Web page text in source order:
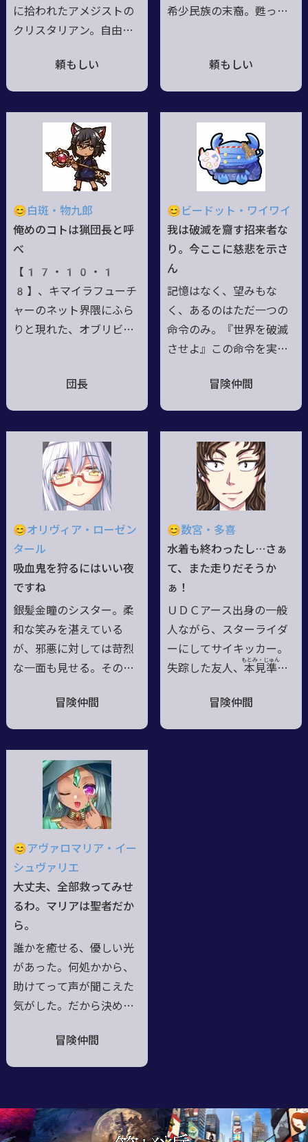
に拾われたアメジストの
クリスタリアン。自由気
リーダムな性格。戦闘行
為そのものは嫌い、事前
防ぐことこそ重要と考え
るタイプ。だがそれは自
分が引きこもって、楽が
したいためという自堕落
極まりない性質ゆえ。種
族特性の超能力エネルギ
ーはすべて電脳魔術のリ
き。
頼もしい
希少民族の末裔。甦った
為結晶の肌を隠し、破棄
された旧式の試作制宙戦
への抵抗を続けていた。
今は禁じられた宙域を越
えて新天地を目指す。真
の姿は人型のまま、肌色
部分が七色に煌く宝石の
色合いになる。最近は料
理を覚えたいデスワーム
頼もしい
😊白斑・物九郎
俺めのコトは猟団長と呼
べ
【17・10・1
8】、キマイラフューチ
ャーのネット界隈にふら
りと現れた、オブリビオ
まくる、左腕に刻印を宿
もローテンション。目標
を周到にハメることを好
む、悪知恵の働く天邪
鬼。▼趣味は散歩と昼寝
と喧嘩。▼ほっとくと狩
りとか獲物とかよく口に
する。▼言葉の扱いが割
とブッ壊れ気味。一人称
団長
😊ビードット・ワイワイ
我は破滅を齎す招来者な
り。今ここに慈悲を示さ
ん
記憶はなく、望みもな
く、あるのはただ一つの
命令のみ。『世界を破滅
させよ』この命令を実行
動する。破滅の前に幸福
る//滅びた都市から発掘
された古代兵器。歳は即
ち発見されてから経過せ
し年月。博物館に保管さ
れていたが先日再起動。
最後に入力された命令に
従い破滅を実現させる。
破滅のためにハッピーエ
ではない
冒険仲間
😊オリヴィア・ローゼン
タール
吸血鬼を狩るにはいい夜
ですね
銀髪金瞳のシスター。柔
和な笑みを湛えている
が、邪悪に対しては苛烈
な一面も見せる。その出
ない。物心付いた頃には
の槍をどうやって手に入
れたかは覚えていない。
両親についての記憶もな
いが、碌な結末でないこ
とは容易に想像できる。
すべてが曖昧な中で確か
なことは、この身に宿る
神殺しの力と破邪の聖
槍。今宵も獲物を求めて
冒険仲間
😊数宮・多喜
水着も終わったし…さぁ
て、また走りだそうか
ぁ！
ＵＤＣアース出身の一般
人ながら、スターライダ
ーにしてサイキッカー。
失踪した友人、本 見
もとみ・じゅん
準を
ほどのぼろい宇宙バイク
冒険仲間
😊アヴァロマリア・イー
シュヴァリエ
大丈夫、全部救ってみせ
るわ。マリアは聖者だか
ら。
誰かを癒せる、優しい光
があった。何処かから、
助けてって声が聞こえた
気がした。だから決めた
おうって。//スペースシ
も体は小さく、力は弱
冒険仲間